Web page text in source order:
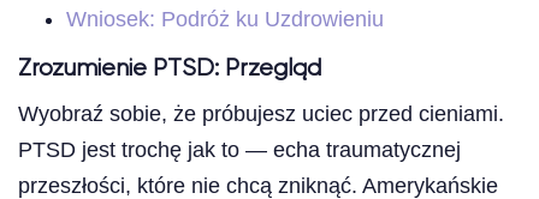
Wniosek: Podróż ku Uzdrowieniu
Zrozumienie PTSD: Przegląd
Wyobraź sobie, że próbujesz uciec przed cieniami.
PTSD jest trochę jak to — echa traumatycznej
przeszłości, które nie chcą zniknąć. Amerykańskie